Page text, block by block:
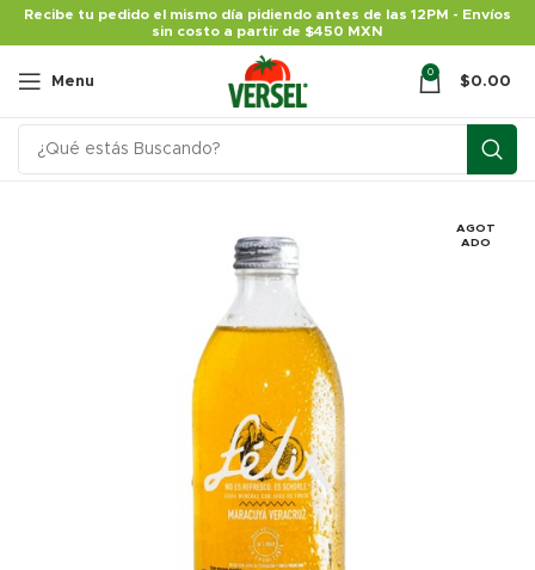
Recibe tu pedido el mismo día pidiendo antes de las 12PM - Envíos
sin costo a partir de $450 MXN
Menu
0
$0.00
AGOT
ADO